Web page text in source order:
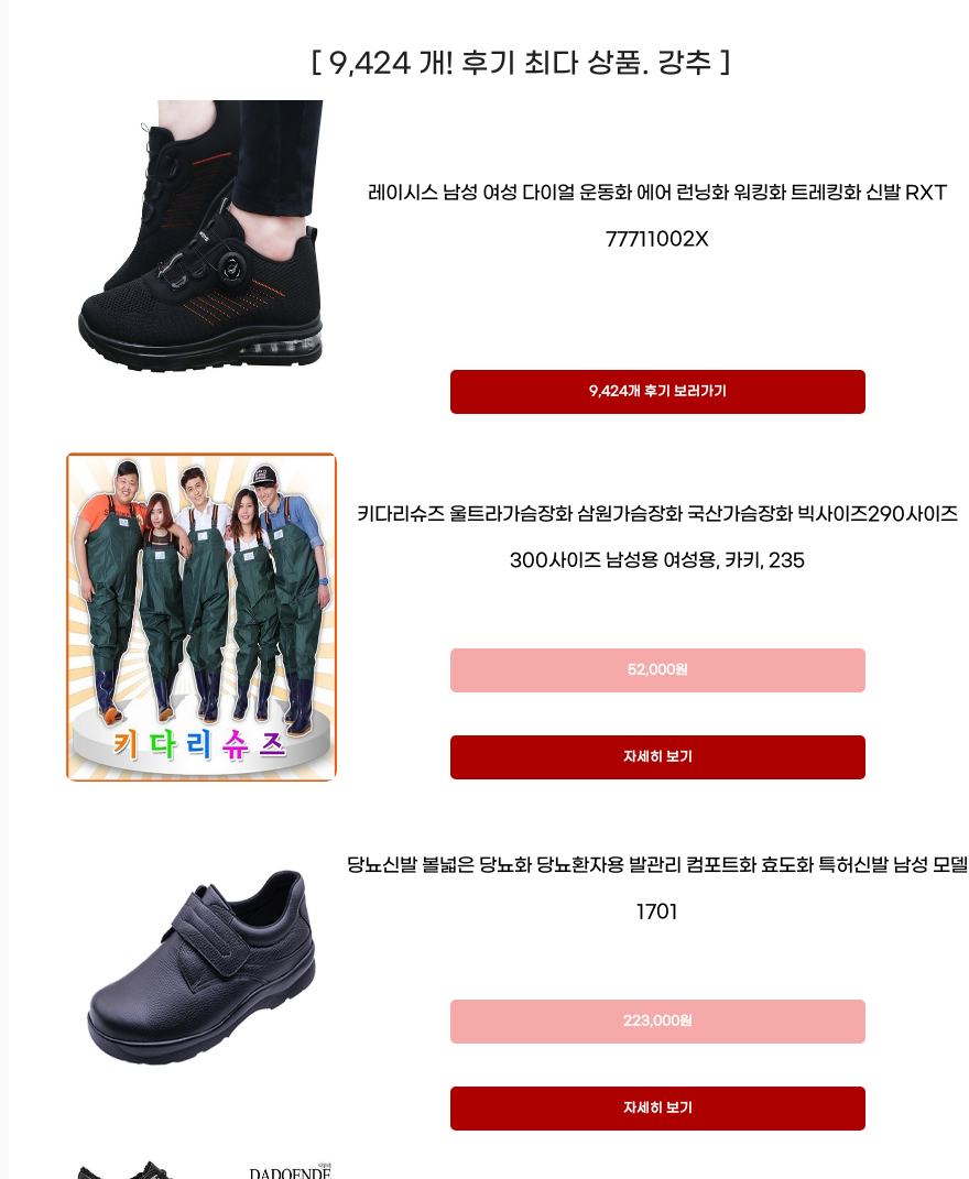
[ 9,424 개! 후기 최다 상품. 강추 ]
레이시스 남성 여성 다이얼 운동화 에어 런닝화 워킹화 트레킹화 신발 RXT
77711002X
9,424개 후기 보러가기
키다리슈즈 울트라가슴장화 삼원가슴장화 국산가슴장화 빅사이즈290사이즈
300사이즈 남성용 여성용, 카키, 235
52,000원
자세히 보기
당뇨신발 볼넓은 당뇨화 당뇨환자용 발관리 컴포트화 효도화 특허신발 남성 모델
1701
223,000원
자세히 보기